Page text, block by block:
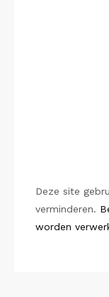
Deze site
verminderen.
worden